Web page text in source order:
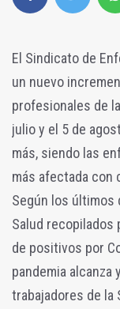
El Sindicato de
un nuevo
profesionales de
julio y el 5 de
más, siendo las
más afectada con
Según los últimos
Salud recopilados
de positivos por
pandemia
trabajadores de la